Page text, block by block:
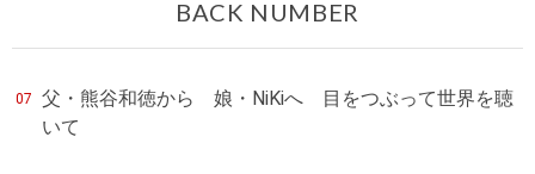
BACK NUMBER
07
父・熊谷和徳から 娘・NiKiへ 目をつぶって世界を聴
いて